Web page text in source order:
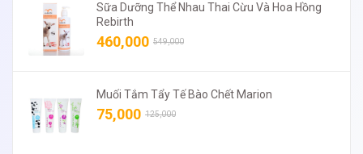
Sữa Dưỡng Thể Nhau Thai Cừu Và Hoa Hồng
Rebirth
460,000 549,000
Muối Tắm Tẩy Tế Bào Chết Marion
75,000 125,000